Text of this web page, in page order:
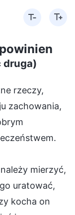
druga)
podstępni i nie ma dla nich odkupienia. Powiedzcie Mi, kto w domu Bożym został kiedykolwiek odesłany z powodu jednorazowego przejęzyczenia? Kto kiedykolwiek został zmuszony do odejścia, za to, że był szczery i otwarcie się wypowiadał? Dom Boży zawsze wykonuje dzieło oczyszczania kościoła; kim są ci, którzy zostają usunięci? To ci wszyscy źli ludzie, antychryści i niedowiarkowie, którzy konsekwentnie nie przykładają się do swoich obowiązków, a nawet czynią zło i powodują zakłócenia. Ani jedna osoba nigdy nie została usunięta z powodu jednorazowego wykroczenia lub chwilowych przejawów zepsucia, a tym bardziej nikt nie został usunięty za praktykowanie prawdy i za szczerość. Jest to powszechnie znany fakt. Niektórzy mówią: „Ci, którzy dążą do prawdy, są mniejszością w kościele. Ludzie, którzy nie dążą do prawdy, stanowią większość. Gdyby większość została usunięta, kto wykonywałby pracę? Gdyby większość została oddalona, ilu ludzi mogłoby być zbawionych?”. Nie jest to właściwy sposób myślenia. Jak już dawno temu powiedziano: „Wielu jest wezwanych, lecz nieliczni są wybrani”. Jest tak, ponieważ ludzkość jest tak głęboko zdeprawowana, że ludzie, którzy kochają prawdę, są nieliczni. Bóg nie pragnie wielkich tłumów, ale raczej pragnie ludzi doskonałych. Ci, którzy pozostają w domu Bożym, to ci, którzy umieją słuchać i się podporządkować, którzy potrafią chronić dzieło domu Bożego; większość z nich to ludzie umiejący zaakceptować prawdę. Niektórzy mają słaby charakter i mogą jej nie rozumieć, ale są w stanie słuchać, podporządkować się i powstrzymywać od nieprawości, takich można zatrzymać do wykonywania pracy. Wszyscy ci, którym udaje się pozostać wśród robotników, są lojalni. Bez względu na to, jak ciężką wykonują pracę, nie narzekają; są ludźmi, którzy słuchają i podporządkowują się. Czy ci, którzy nie słuchają lub podporządkowują się, nie spowodowaliby zakłóceń, gdyby pozostali? Nawet jeśli wykonują jakąś pracę, zawsze potrzebują nadzoru; jak tylko przestanie się ich pilnować, mogą popełniać wykroczenia i stwarzać problemy. Praca takich ludzi wyrządza więcej szkody niż pożytku. Robotnicy tego typu muszą zostać usunięci, w przeciwnym razie będą przeszkadzać wybrańcom Bożym i za